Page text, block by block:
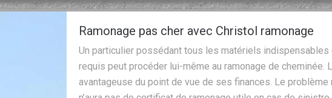
Ramonage pas cher avec Christol ramonage
Un particulier possédant tous les matériels
requis peut procéder lui-même au ramonage de cheminée.
avantageuse du point de vue de ses finances. Le problème